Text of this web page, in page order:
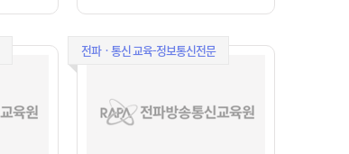
전파ㆍ통신 교육-정보통신전문